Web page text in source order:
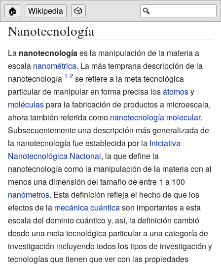
🔍
🏠 Wikipedia 🎲
Nanotecnología
La nanotecnología es la manipulación de la materia a
escala nanométrica. La más temprana descripción de la
nanotecnología
se refiere a la meta tecnológica
particular de manipular en forma precisa losátomosy
moléculaspara la fabricación de productos a microescala,
ahora también referida como nanotecnología molecular.
Subsecuentemente una descripción más generalizada de
la nanotecnología fue establecida por la Iniciativa
Nanotecnológica Nacional, la que define la
nanotecnología como la manipulación de la materia con al
menos una dimensión del tamaño de entre 1 a 100
nanómetros. Esta definición refleja el hecho de que los
efectos de la mecánica cuánticason importantes a esta
escala del dominio cuánticoy, así, la definición cambió
desde una meta tecnológica particular a una categoría de
investigación incluyendo todos los tipos de investigación y
tecnologías que tienen que ver con las propiedades